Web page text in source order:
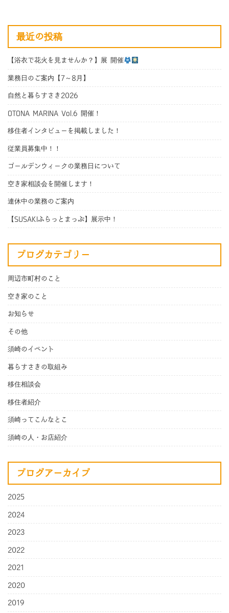
最近の投稿
【浴衣で花火を見ませんか？】展 開催
業務日のご案内【7～8月】
自然と暮らすさき2026
OTONA MARINA Vol.6 開催！
移住者インタビューを掲載しました！
従業員募集中！！
ゴールデンウィークの業務日について
空き家相談会を開催します！
連休中の業務のご案内
【SUSAKIふらっとまっぷ】展示中！
ブログカテゴリー
周辺市町村のこと
空き家のこと
お知らせ
その他
須崎のイベント
暮らすさきの取組み
移住相談会
移住者紹介
須崎ってこんなとこ
須崎の人・お店紹介
ブログアーカイブ
2025
2024
2023
2022
2021
2020
2019